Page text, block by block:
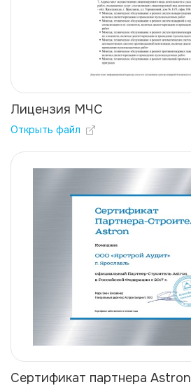
Лицензия МЧС
Открыть файл
Сертификат партнера Astron